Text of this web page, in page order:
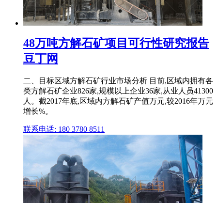
48万吨方解石矿项目可行性研究报告
豆丁网
二、目标区域方解石矿行业市场分析 目前,区域内拥有各
类方解石矿企业826家,规模以上企业36家,从业人员41300
人。截2017年底,区域内方解石矿产值万元,较2016年万元
增长%。
联系电话: 180 3780 8511